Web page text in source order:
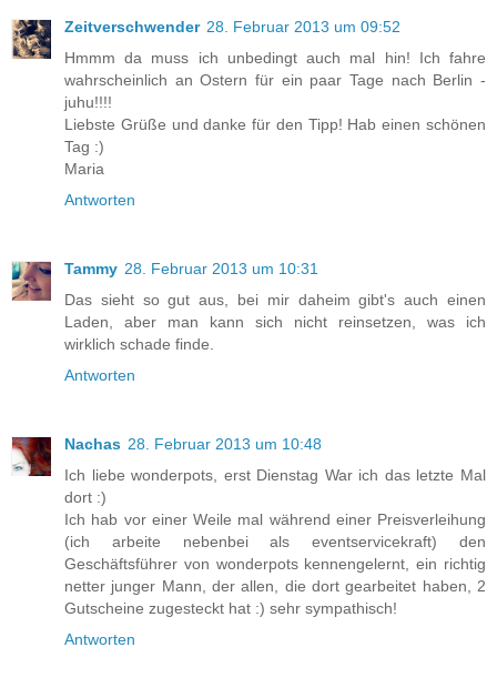
Zeitverschwender 28. Februar 2013 um 09:52
Hmmm da muss ich unbedingt auch mal hin! Ich fahre
wahrscheinlich an Ostern für ein paar Tage nach Berlin -
juhu!!!!
Liebste Grüße und danke für den Tipp! Hab einen schönen
Tag :)
Maria
Antworten
Tammy 28. Februar 2013 um 10:31
Das sieht so gut aus, bei mir daheim gibt's auch einen
Laden, aber man kann sich nicht reinsetzen, was ich
wirklich schade finde.
Antworten
Nachas 28. Februar 2013 um 10:48
Ich liebe wonderpots, erst Dienstag War ich das letzte Mal
dort :)
Ich hab vor einer Weile mal während einer Preisverleihung
(ich arbeite nebenbei als eventservicekraft) den
Geschäftsführer von wonderpots kennengelernt, ein richtig
netter junger Mann, der allen, die dort gearbeitet haben, 2
Gutscheine zugesteckt hat :) sehr sympathisch!
Antworten